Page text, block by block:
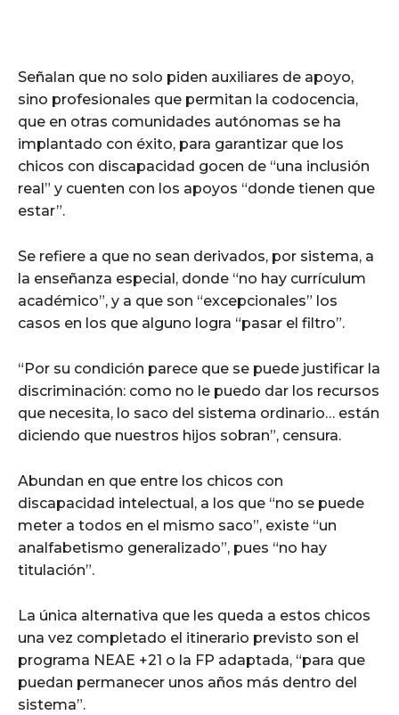
Señalan que no solo piden auxiliares de apoyo,
sino profesionales que permitan la codocencia,
que en otras comunidades autónomas se ha
implantado con éxito, para garantizar que los
chicos con discapacidad gocen de “una inclusión
real” y cuenten con los apoyos “donde tienen que
estar”.
Se refiere a que no sean derivados, por sistema, a
la enseñanza especial, donde “no hay currículum
académico”, y a que son “excepcionales” los
casos en los que alguno logra “pasar el filtro”.
“Por su condición parece que se puede justificar la
discriminación: como no le puedo dar los recursos
que necesita, lo saco del sistema ordinario… están
diciendo que nuestros hijos sobran”, censura.
Abundan en que entre los chicos con
discapacidad intelectual, a los que “no se puede
meter a todos en el mismo saco”, existe “un
analfabetismo generalizado”, pues “no hay
titulación”.
La única alternativa que les queda a estos chicos
una vez completado el itinerario previsto son el
programa NEAE +21 o la FP adaptada, “para que
puedan permanecer unos años más dentro del
sistema”.